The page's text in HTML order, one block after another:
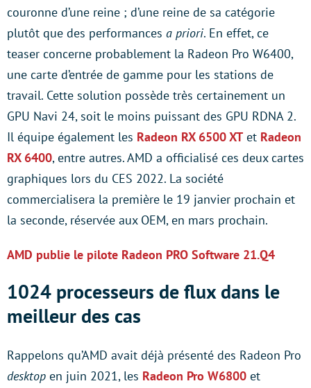
couronne d’une reine ; d’une reine de sa catégorie
plutôt que des performances a priori. En effet, ce
teaser concerne probablement la Radeon Pro W6400,
une carte d’entrée de gamme pour les stations de
travail. Cette solution possède très certainement un
GPU Navi 24, soit le moins puissant des GPU RDNA 2.
Il équipe également les Radeon RX 6500 XT et Radeon
RX 6400, entre autres. AMD a officialisé ces deux cartes
graphiques lors du CES 2022. La société
commercialisera la première le 19 janvier prochain et
la seconde, réservée aux OEM, en mars prochain.
AMD publie le pilote Radeon PRO Software 21.Q4
1024 processeurs de flux dans le
meilleur des cas
Rappelons qu’AMD avait déjà présenté des Radeon Pro
desktop en juin 2021, les Radeon Pro W6800 et